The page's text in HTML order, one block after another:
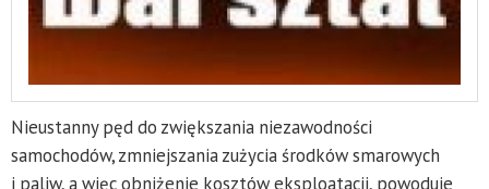
Nieustanny pęd do zwiększania niezawodności
samochodów, zmniejszania zużycia środków smarowych
i paliw, a więc obniżenie kosztów eksploatacji, powoduje